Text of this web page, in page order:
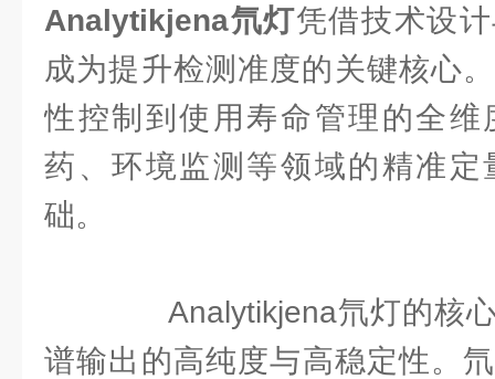
Analytikjena氘灯凭借技术设
成为提升检测准度的关键核心
性控制到使用寿命管理的全维
药、环境监测等领域的精准定
础。
Analytikjena氘灯的核心
谱输出的高纯度与高稳定性。